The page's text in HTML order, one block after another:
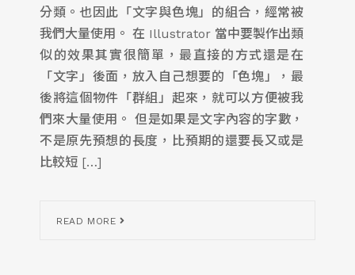
分類。也因此「文字與色塊」的組合，經常被
我們大量使用。 在 Illustrator 當中要製作出類
似的效果其實很簡單，最直接的方式還是在
「文字」後面，放入自己想要的「色塊」，最
後將這個物件「群組」起來，就可以方便被我
們來大量使用。 但是如果是文字內容的字數，
不是原先預想的長度，比預期的還要長又或是
比較短 […]
READ MORE